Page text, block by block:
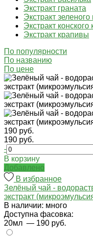
Экстракт граната
Экстракт
Экстракт конского
Экстракт крапивы
По популярности
По названию
По цене
190 руб.
190 руб.
-
В корзину
Добавлено
В избранное
Зелёный чай -
экстракт
В наличии: много
Доступна фасовка:
20мл — 190 руб.